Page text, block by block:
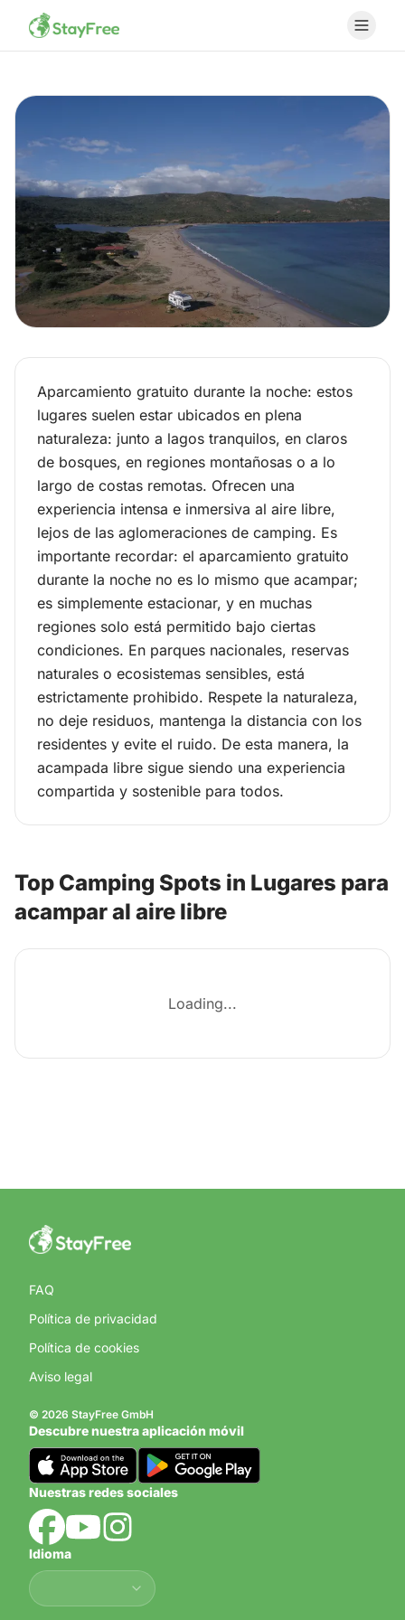
COUNTRY
Lugares para
acampar al aire
libre
Descubra un lugar para acampar al aire libre
Aparcamiento gratuito durante la noche: estos
lugares suelen estar ubicados en plena
naturaleza: junto a lagos tranquilos, en claros
de bosques, en regiones montañosas o a lo
largo de costas remotas. Ofrecen una
experiencia intensa e inmersiva al aire libre,
lejos de las aglomeraciones de camping. Es
importante recordar: el aparcamiento gratuito
durante la noche no es lo mismo que acampar;
es simplemente estacionar, y en muchas
regiones solo está permitido bajo ciertas
condiciones. En parques nacionales, reservas
naturales o ecosistemas sensibles, está
estrictamente prohibido. Respete la naturaleza,
no deje residuos, mantenga la distancia con los
residentes y evite el ruido. De esta manera, la
acampada libre sigue siendo una experiencia
compartida y sostenible para todos.
Top Camping Spots in Lugares para
acampar al aire libre
Loading...
FAQ
Política de privacidad
Política de cookies
Aviso legal
© 2026 StayFree GmbH
Descubre nuestra aplicación móvil
Nuestras redes sociales
Idioma
Idioma